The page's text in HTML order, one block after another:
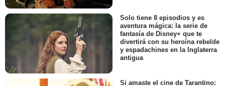
Solo tiene 8 episodios y es
aventura mágica: la serie de
fantasía de Disney+ que te
divertirá con su heroína rebelde
y espadachines en la Inglaterra
antigua
Si amaste el cine de Tarantino: